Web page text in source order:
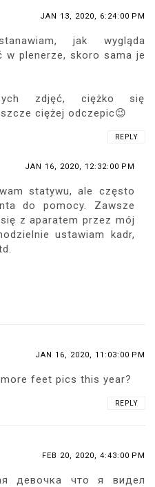
JAN 13, 2020, 6:24:00 PM
jak wygląda
w plenerze, skoro sama je
zdjęć, ciężko się
ciężej odczepic😉
REPLY
JAN 16, 2020, 12:32:00 PM
statywu, ale często
do pomocy. Zawsze
się z aparatem przez mój
ustawiam kadr,
JAN 16, 2020, 11:03:00 PM
feet pics this year?
REPLY
FEB 20, 2020, 4:43:00 PM
девочка что я видел